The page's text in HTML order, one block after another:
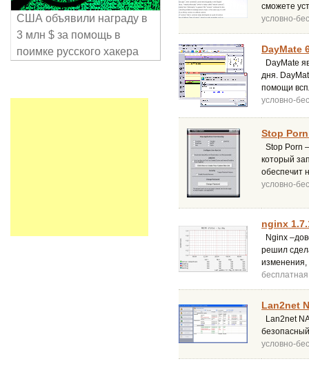
сможете
условно-
DayMate
DayMate
дня.
помощи
условно-
Stop
Stop Porn
который
обеспечит
условно-
nginx
Nginx
решил
изменения,
бесплатная
Lan2net
Lan2net
условно-
США объявили награду в
3 млн $ за помощь в
поимке русского хакера